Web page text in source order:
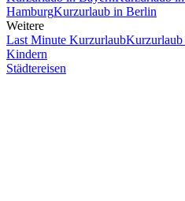
HamburgKurzurlaub in Berlin
Weitere
Last Minute KurzurlaubKurzurlaub
Kindern
Städtereisen